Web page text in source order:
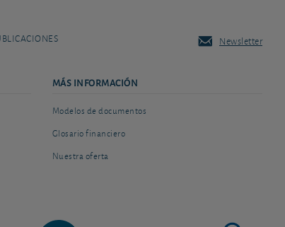
Newsletter
MÁS INFORMACIÓN
Modelos de documentos
Glosario financiero
Nuestra oferta